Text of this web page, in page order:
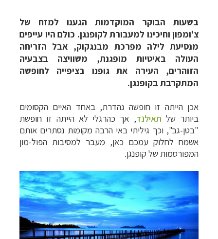
בשעות הבוקר המוקדמות הגענו למזח של
צ'ומפון וחיכינו למעבורת לקופנגן. כולם היו עייפים
מנסיעת לילה מפרכת מבנגקוק, אבל הזריחה
העולה באיטיות מופגנת, משוויצה בצבעיה
הזוהרים, העירה את גופנו בציפייה לחופשה
המתקרבת בקופנגן.
אכן הייתה זו חופשה נהדרת, באחד האיים הקסומים
ביותר של תאילנד, אך כהרגלי לא הייתה זו חופשת
"בטן-גב", וכך גיליתי באי הרבה מקומות נסתרים אותם
אשמח לחלוק עמכם כאן, מעבר למסיבות הפול-מון
המפורסמות של קופנגן.